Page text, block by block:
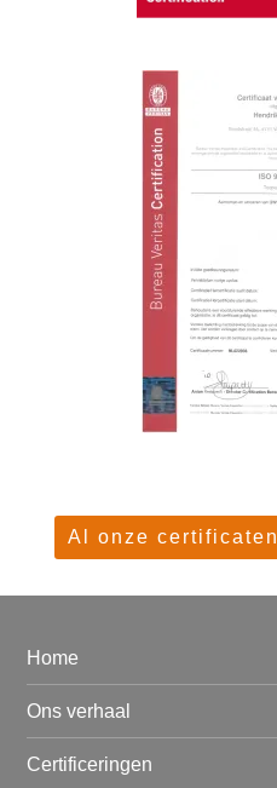
Al onze certificaten
Home
Ons verhaal
Certificeringen